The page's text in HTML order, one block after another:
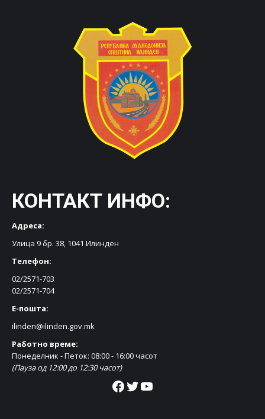
КОНТАКТ ИНФО:
Адреса:
Улица 9 бр. 38, 1041 Илинден
Телефон:
02/2571-703
02/2571-704
Е-пошта:
ilinden@ilinden.gov.mk
Работно време:
Понеделник - Петок: 08:00 - 16:00 часот
(Пауза од 12:00 до 12:30 часот)
Facebook Twitter YouTube